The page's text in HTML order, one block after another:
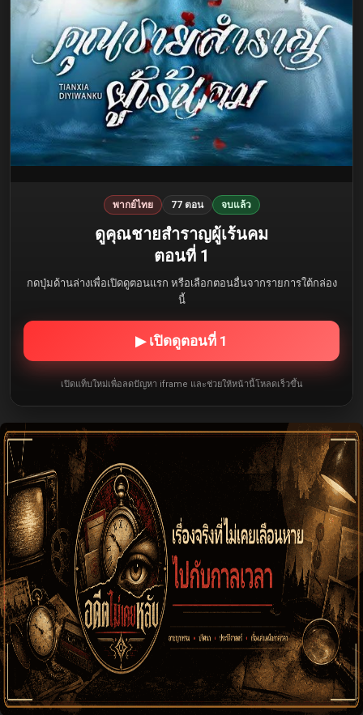
พากย์ไทย 77 ตอน จบแล้ว
ดูคุณชายสำราญผู้เร้นคม
ตอนที่ 1
กดปุ่มด้านล่างเพื่อเปิดดูตอนแรก หรือเลือกตอนอื่นจากรายการใต้กล่อง
นี้
▶ เปิดดูตอนที่ 1
เปิดแท็บใหม่เพื่อลดปัญหา iframe และช่วยให้หน้านี้โหลดเร็วขึ้น